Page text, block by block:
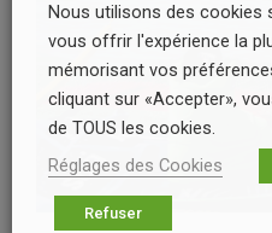
Nous utilisons des cookies
vous offrir l'expérience la
mémorisant vos
cliquant sur «Accepter»,
de TOUS les cookies.
Réglages des Cookies
Refuser